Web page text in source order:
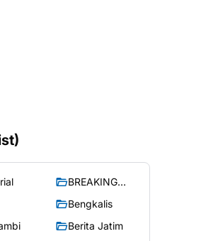
BREAKING
Bengkalis
Berita Jatim